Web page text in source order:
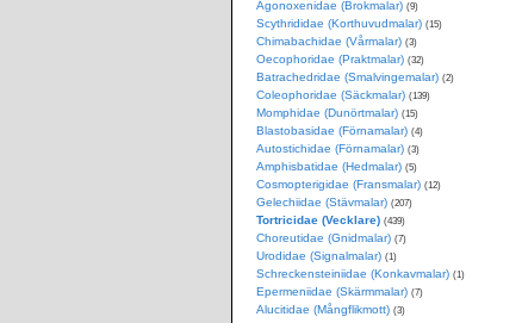
Agonoxenidae (Brokmalar) (9)
Scythrididae (Korthuvudmalar) (15)
Chimabachidae (Vårmalar) (3)
Oecophoridae (Praktmalar) (32)
Batrachedridae (Smalvingemalar) (2)
Coleophoridae (Säckmalar) (139)
Momphidae (Dunörtmalar) (15)
Blastobasidae (Förnamalar) (4)
Autostichidae (Förnamalar) (3)
Amphisbatidae (Hedmalar) (5)
Cosmopterigidae (Fransmalar) (12)
Gelechiidae (Stävmalar) (207)
Tortricidae (Vecklare) (439)
Choreutidae (Gnidmalar) (7)
Urodidae (Signalmalar) (1)
Schreckensteiniidae (Konkavmalar) (1)
Epermeniidae (Skärmmalar) (7)
Alucitidae (Mångflikmott) (3)